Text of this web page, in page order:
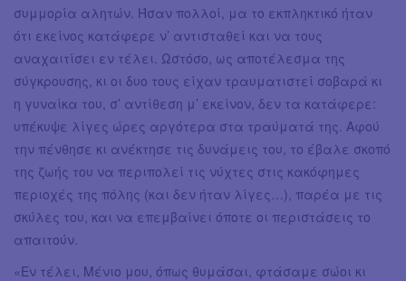
συμμορία αλητών. Ήσαν πολλοί, μα το εκπληκτικό ήταν
ότι εκείνος κατάφερε ν’ αντισταθεί και να τους
αναχαιτίσει εν τέλει. Ωστόσο, ως αποτέλεσμα της
σύγκρουσης, κι οι δυο τους είχαν τραυματιστεί σοβαρά κι
η γυναίκα του, σ’ αντίθεση μ’ εκείνον, δεν τα κατάφερε:
υπέκυψε λίγες ώρες αργότερα στα τραύματά της. Αφού
την πένθησε κι ανέκτησε τις δυνάμεις του, το έβαλε σκοπό
της ζωής του να περιπολεί τις νύχτες στις κακόφημες
περιοχές της πόλης (και δεν ήταν λίγες…), παρέα με τις
σκύλες του, και να επεμβαίνει όποτε οι περιστάσεις το
απαιτούν.
«Εν τέλει, Μένιο μου, όπως θυμάσαι, φτάσαμε σώοι κι